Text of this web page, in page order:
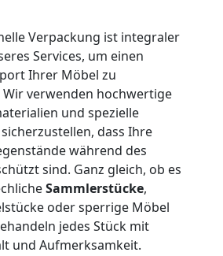
Verpackung ist integraler
Services, um einen
Ihrer Möbel zu
verwenden hochwertige
und spezielle
dass Ihre
während des
sind. Ganz gleich, ob es
Sammlerstücke,
oder sperrige Möbel
jedes Stück mit
und Aufmerksamkeit.